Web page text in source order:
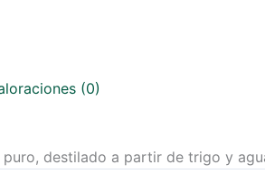
(0)
destilado a partir de trigo y